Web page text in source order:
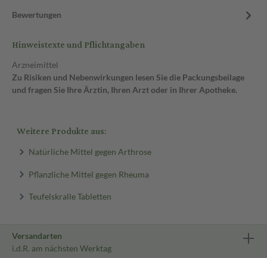
Bewertungen
Hinweistexte und Pflichtangaben
Arzneimittel
Zu Risiken und Nebenwirkungen lesen Sie die Packungsbeilage
und fragen Sie Ihre Ärztin, Ihren Arzt oder in Ihrer Apotheke.
Weitere Produkte aus:
Natürliche Mittel gegen Arthrose
Pflanzliche Mittel gegen Rheuma
Teufelskralle Tabletten
Versandarten
i.d.R. am nächsten Werktag